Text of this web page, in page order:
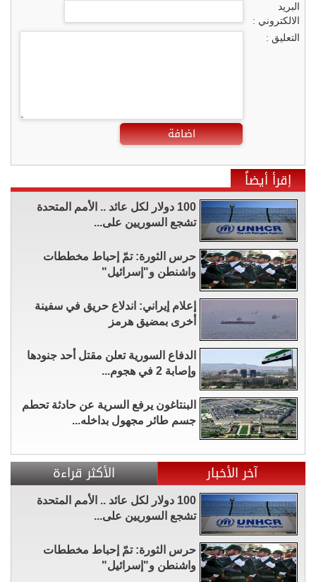
البريد
الالكتروني :
التعليق :
اضافة
إقرأ أيضاً
100 دولار لكل عائد .. الأمم المتحدة
تشجع السوريين على...
حرس الثورة: تمّ إحباط مخططات
واشنطن و"إسرائيل"
إعلام إيراني: اندلاع حريق في سفينة
أخرى بمضيق هرمز
الدفاع السورية تعلن مقتل أحد جنودها
وإصابة 2 في هجوم...
البنتاغون يرفع السرية عن حادثة تحطم
جسم طائر مجهول بداخله...
آخر الأخبار الأكثر قراءة
100 دولار لكل عائد .. الأمم المتحدة
تشجع السوريين على...
حرس الثورة: تمّ إحباط مخططات
واشنطن و"إسرائيل"